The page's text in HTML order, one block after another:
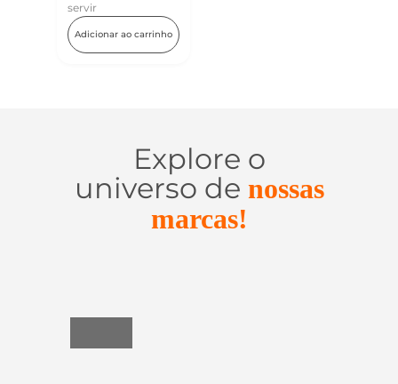
servir
Adicionar ao carrinho
Explore o
universo de nossas
marcas!